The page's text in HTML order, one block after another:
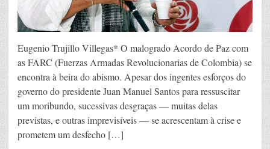
Eugenio Trujillo Villegas* O malogrado Acordo de Paz com
as FARC (Fuerzas Armadas Revolucionarias de Colombia) se
encontra à beira do abismo. Apesar dos ingentes esforços do
governo do presidente Juan Manuel Santos para ressuscitar
um moribundo, sucessivas desgraças — muitas delas
previstas, e outras imprevisíveis — se acrescentam à crise e
prometem um desfecho […]